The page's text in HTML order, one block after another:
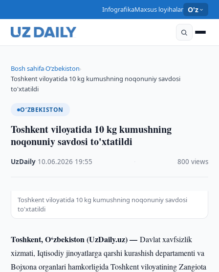
InfografikaMaxsus loyihalar O'z
Bosh sahifa›O‘zbekiston›
Toshkent viloyatida 10 kg kumushning noqonuniy savdosi
to'xtatildi
O‘ZBEKISTON
Toshkent viloyatida 10 kg kumushning
noqonuniy savdosi to'xtatildi
UzDaily 10.06.2026 19:55 800 views
Toshkent viloyatida 10 kg kumushning noqonuniy savdosi
to'xtatildi
Toshkent, O‘zbekiston (UzDaily.uz) —Davlat xavfsizlik
xizmati, Iqtisodiy jinoyatlarga qarshi kurashish departamenti va
Bojxona organlari hamkorligida Toshkent viloyatining Zangiota